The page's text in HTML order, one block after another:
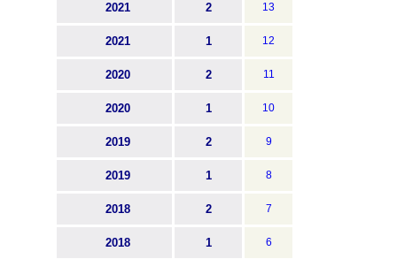
2021 2 13
2021 1 12
2020 2 11
2020 1 10
2019 2 9
2019 1 8
2018 2 7
2018 1 6